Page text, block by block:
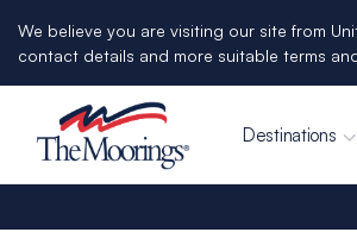
We believe you are visiting our site from
contact details and more suitable terms
Destinations